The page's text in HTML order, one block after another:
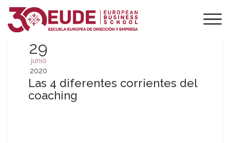
29
junio
2020
Las 4 diferentes corrientes del
coaching